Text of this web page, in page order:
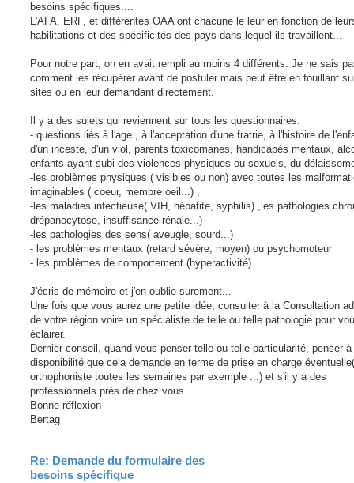
n
o
l
besoins spécifiques....
L'AFA, ERF, et différentes OAA ont chacune le leur en fonction de
habilitations et des spécificités des pays dans lequel ils travaillent...
Pour notre part, on en avait rempli au moins 4 différents. Je ne sais
comment les récupérer avant de postuler mais peut être en fouillant
sites ou en leur demandant directement.
Il y a des sujets qui reviennent sur tous les questionnaires:
- questions liés à l'age , à l'acceptation d'une fratrie, à l'histoire de
d'un inceste, d'un viol, parents toxicomanes, handicapés mentaux,
enfants ayant subi des violences physiques ou sexuels, du
-les problèmes physiques ( visibles ou non) avec toutes les
imaginables ( coeur, membre oeil...) ,
-les maladies infectieuse( VIH, hépatite, syphilis) ,les pathologies
drépanocytose, insuffisance rénale...)
-les pathologies des sens( aveugle, sourd...)
- les problèmes mentaux (retard sévère, moyen) ou psychomoteur
- les problèmes de comportement (hyperactivité)
J'écris de mémoire et j'en oublie surement...
Une fois que vous aurez une petite idée, consulter à la Consultation
de votre région voire un spécialiste de telle ou telle pathologie pour
éclairer.
Dernier conseil, quand vous penser telle ou telle particularité, penser à
disponibilité que cela demande en terme de prise en charge
orthophoniste toutes les semaines par exemple ...) et s'il y a des
professionnels près de chez vous .
Bonne réflexion
Bertag
Re: Demande du formulaire des
besoins spécifique